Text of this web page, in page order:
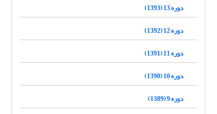
دوره 13 (1393)
دوره 12 (1392)
دوره 11 (1391)
دوره 10 (1390)
دوره 9 (1389)